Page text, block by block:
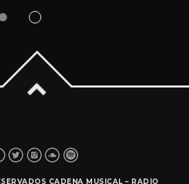
CADENA MUSICAL – RADIO